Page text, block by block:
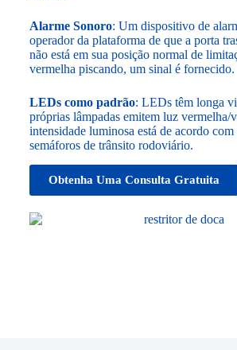
Alarme Sonoro: Um dispositivo de
operador da plataforma de que a porta
não está em sua posição normal de
vermelha piscando, um sinal é fornecido.
LEDs como padrão: LEDs têm longa
próprias lâmpadas emitem luz vermelha/
intensidade luminosa está de acordo com
semáforos de trânsito rodoviário.
Obtenha Uma Consulta Gratuita